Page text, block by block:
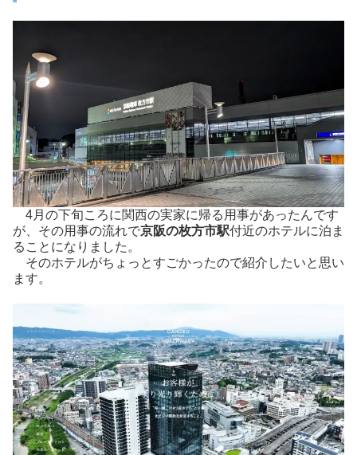
4月の下旬ころに関西の実家に帰る用事があったんです
が、その用事の流れで京阪の枚方市駅付近のホテルに泊ま
ることになりました。
そのホテルがちょっとすごかったので紹介したいと思い
ます。